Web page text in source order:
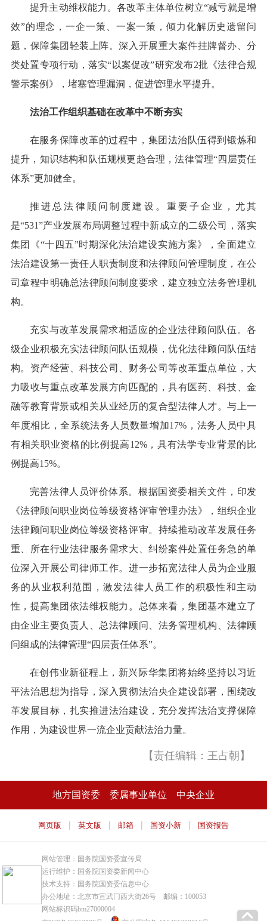
提升主动维权能力。各改革主体单位树立“减亏就是增
效”的理念，一企一策、一案一策，倾力化解历史遗留问
题，保障集团轻装上阵。深入开展重大案件挂牌督办、分
类处置专项行动，落实“以案促改”研究发布2批《法律合规
警示案例》，堵塞管理漏洞，促进管理水平提升。
法治工作组织基础在改革中不断夯实
在服务保障改革的过程中，集团法治队伍得到锻炼和
提升，知识结构和队伍规模更趋合理，法律管理“四层责任
体系”更加健全。
推进总法律顾问制度建设。重要子企业，尤其
是“531”产业发展布局调整过程中新成立的二级公司，落实
集团《“十四五”时期深化法治建设实施方案》，全面建立
法治建设第一责任人职责制度和法律顾问管理制度，在公
司章程中明确总法律顾问制度要求，建立独立法务管理机
构。
充实与改革发展需求相适应的企业法律顾问队伍。各
级企业积极充实法律顾问队伍规模，优化法律顾问队伍结
构。资产经营、科技公司、财务公司等改革重点单位，大
力吸收与重点改革发展方向匹配的，具有医药、科技、金
融等教育背景或相关从业经历的复合型法律人才。与上一
年度相比，全系统法务人员数量增加17%，法务人员中具
有相关职业资格的比例提高12%，具有法学专业背景的比
例提高15%。
完善法律人员评价体系。根据国资委相关文件，印发
《法律顾问职业岗位等级资格评审管理办法》，组织企业
法律顾问职业岗位等级资格评审。持续推动改革发展任务
重、所在行业法律服务需求大、纠纷案件处置任务急的单
位深入开展公司律师工作。进一步拓宽法律人员为企业服
务的从业权利范围，激发法律人员工作的积极性和主动
性，提高集团依法维权能力。总体来看，集团基本建立了
由企业主要负责人、总法律顾问、法务管理机构、法律顾
问组成的法律管理“四层责任体系”。
在创伟业新征程上，新兴际华集团将始终坚持以习近
平法治思想为指导，深入贯彻法治央企建设部署，围绕改
革发展目标，扎实推进法治建设，充分发挥法治支撑保障
作用，为建设世界一流企业贡献法治力量。
【责任编辑：王占朝】
地方国资委 委属事业单位 中央企业
网页版 | 英文版 | 邮箱 | 国资小新 | 国资报告
网站管理：国务院国资委宣传局
运行维护：国务院国资委新闻中心
技术支持：国务院国资委信息中心
办公地址：北京市宣武门西大街26号 邮编：100053
网站标识码bm27000004